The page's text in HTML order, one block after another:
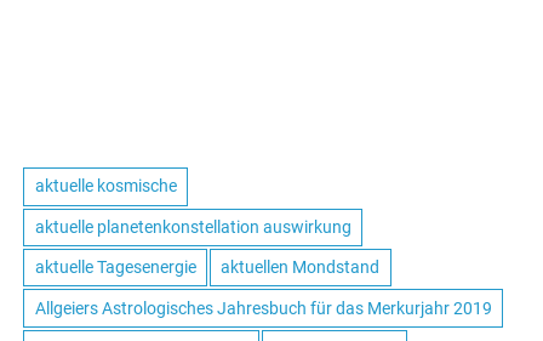
aktuelle kosmische
aktuelle planetenkonstellation auswirkung
aktuelle Tagesenergie aktuellen Mondstand
Allgeiers Astrologisches Jahresbuch für das Merkurjahr 2019